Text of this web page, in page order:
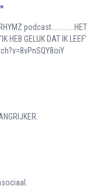
podcast.............HET
HEB GELUK DAT IK LEEF'